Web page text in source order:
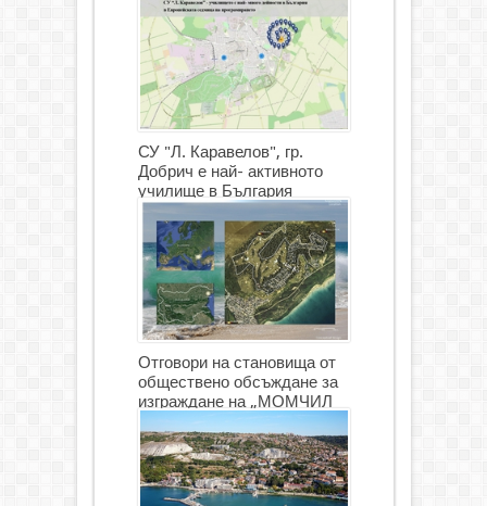
СУ "Л. Каравелов", гр.
Добрич е най- активното
училище в България
Отговори на становища от
обществено обсъждане за
изграждане на „МОМЧИЛ
ГОЛФ И ГОЛФ ИГРИЩЕ”